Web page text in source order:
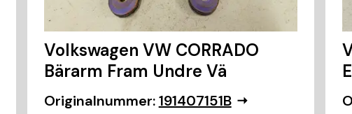
Volkswagen VW CORRADO
Bärarm Fram Undre Vä
Originalnummer: 191407151B